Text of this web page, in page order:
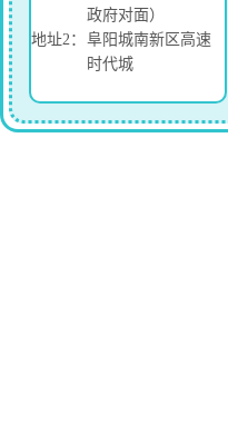
政府对面）
地址2： 阜阳城南新区高速
时代城